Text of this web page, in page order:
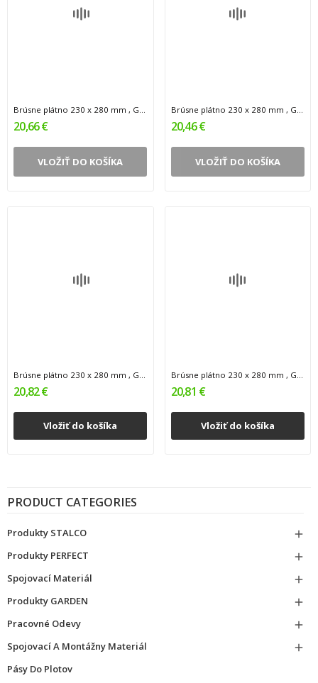
PRODUCT CATEGORIES
Produkty STALCO

Produkty PERFECT

Spojovací Materiál

Produkty GARDEN

Pracovné Odevy

Spojovací A Montážny Materiál

Pásy Do Plotov
20,66 €
VLOŽIŤ DO KOŠÍKA
20,46 €
VLOŽIŤ DO KOŠÍKA
Brúsne plátno 230 x 280 mm , G220 , 50ks 0.5
20,82 €
Vložiť do košíka
Brúsne plátno 230 x 280 mm , G240 , 50 ks 0.5
20,81 €
Vložiť do košíka